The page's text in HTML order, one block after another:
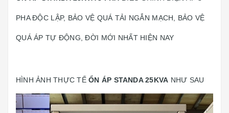
PHA ĐỘC LẬP, BẢO VỆ QUÁ TẢI NGẮN MẠCH, BẢO VỆ
QUÁ ÁP TỰ ĐỘNG, ĐỜI MỚI NHẤT HIỆN NAY
HÌNH ẢNH THỰC TẾỔN ÁP STANDA 25KVA NHƯ SAU